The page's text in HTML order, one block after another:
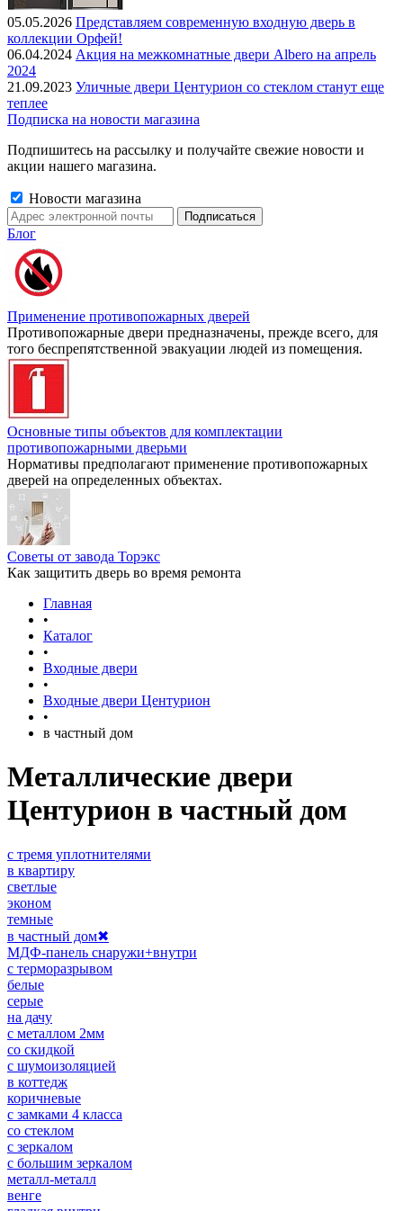
05.05.2026 Представляем современную входную дверь в
коллекции Орфей!
06.04.2024 Акция на межкомнатные двери Albero на апрель
2024
21.09.2023 Уличные двери Центурион со стеклом станут еще
теплее
Подписка на новости магазина
Подпишитесь на рассылку и получайте свежие новости и
акции нашего магазина.
Новости магазина
Блог
Применение противопожарных дверей
Противопожарные двери предназначены, прежде всего, для
того беспрепятственной эвакуации людей из помещения.
Основные типы объектов для комплектации
противопожарными дверьми
Нормативы предполагают применение противопожарных
дверей на определенных объектах.
Советы от завода Торэкс
Как защитить дверь во время ремонта
Главная
•
Каталог
•
Входные двери
•
Входные двери Центурион
•
в частный дом
Металлические двери
Центурион в частный дом
с тремя уплотнителями
в квартиру
светлые
эконом
темные
в частный дом✖
МДФ-панель снаружи+внутри
с терморазрывом
белые
серые
на дачу
с металлом 2мм
со скидкой
с шумоизоляцией
в коттедж
коричневые
с замками 4 класса
со стеклом
с зеркалом
с большим зеркалом
металл-металл
венге